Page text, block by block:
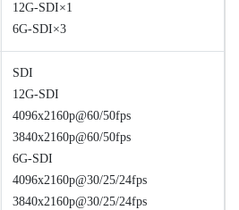
12G-SDI×1
6G-SDI×3
SDI
12G-SDI
4096x2160p@60/50fps
3840x2160p@60/50fps
6G-SDI
4096x2160p@30/25/24fps
3840x2160p@30/25/24fps